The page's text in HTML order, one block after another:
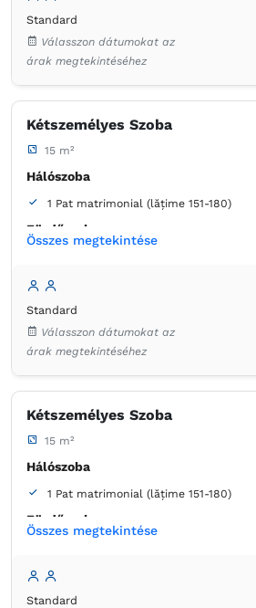
Szemetes Ágynemű
Kábelcsatornák
Ingyenes pipereholmi
WC-papír
Standard
Válasszon dátumokat az
árak megtekintéséhez
Kétszemélyes Szoba
15 m²
Hálószoba
1 Pat matrimonial (lățime 151-180)
Fürdőszoba
Ruha válfák
Törölközők
Hajszárító
Vízforraló
Összes megtekintése
Standard
Válasszon dátumokat az
árak megtekintéséhez
Kétszemélyes Szoba
15 m²
Hálószoba
1 Pat matrimonial (lățime 151-180)
Fürdőszoba
Ruha válfák
Összes megtekintése
Standard